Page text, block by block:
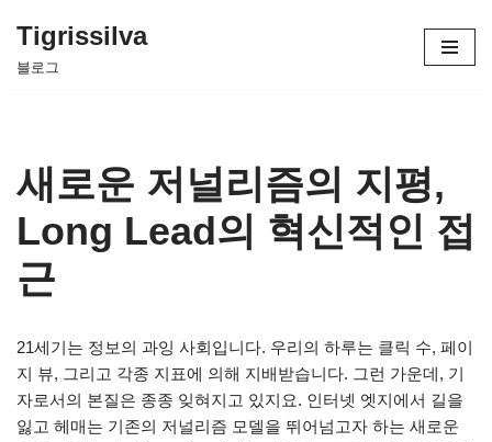
콘
너
뛰
기
Tigrissilva
블로그
새로운 저널리즘의 지평,
Long Lead의 혁신적인 접
근
21세기는 정보의 과잉 사회입니다. 우리의 하루는 클릭 수, 페이
지 뷰, 그리고 각종 지표에 의해 지배받습니다. 그런 가운데, 기
자로서의 본질은 종종 잊혀지고 있지요. 인터넷 엣지에서 길을
잃고 헤매는 기존의 저널리즘 모델을 뛰어넘고자 하는 새로운